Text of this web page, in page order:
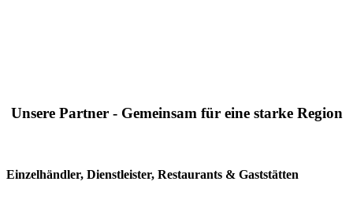
Unsere Partner - Gemeinsam für eine starke Region
Einzelhändler, Dienstleister, Restaurants & Gaststätten